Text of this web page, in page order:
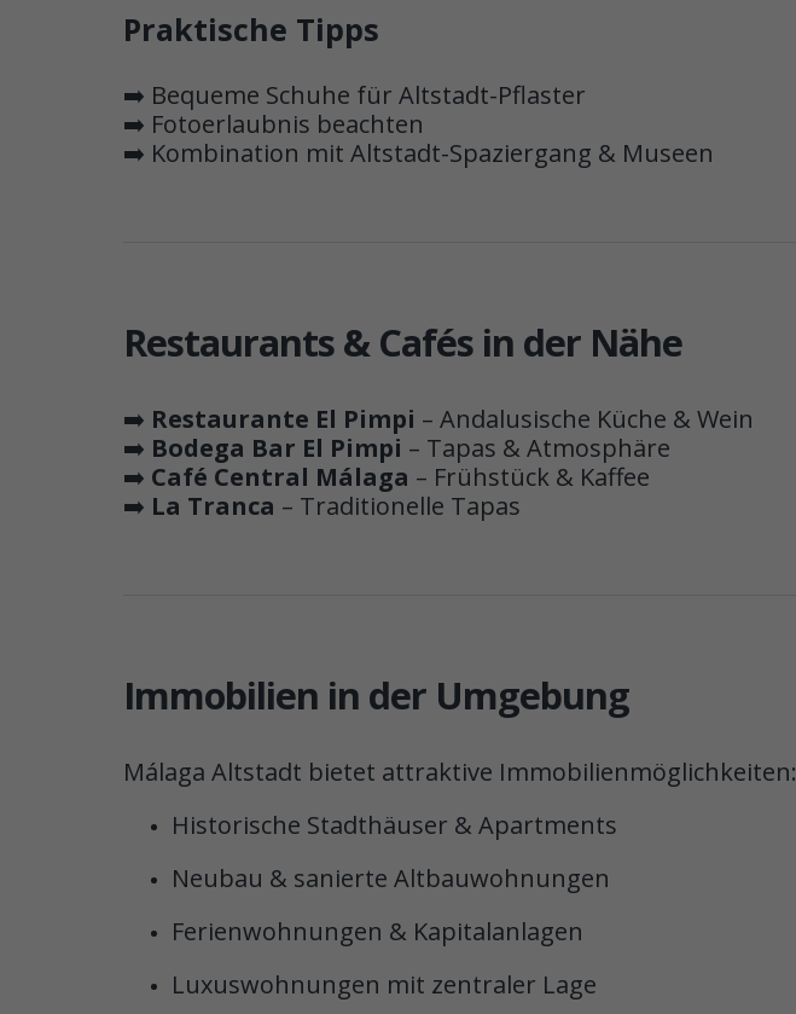
Praktische Tipps
➡️ Bequeme Schuhe für Altstadt-Pflaster
➡️ Fotoerlaubnis beachten
➡️ Kombination mit Altstadt-Spaziergang & Museen
Restaurants & Cafés in der Nähe
➡️ Restaurante El Pimpi – Andalusische Küche & Wein
➡️ Bodega Bar El Pimpi – Tapas & Atmosphäre
➡️ Café Central Málaga – Frühstück & Kaffee
➡️ La Tranca – Traditionelle Tapas
Immobilien in der Umgebung
Málaga Altstadt bietet attraktive Immobilienmöglichkeiten:
Historische Stadthäuser & Apartments
Neubau & sanierte Altbauwohnungen
Ferienwohnungen & Kapitalanlagen
Luxuswohnungen mit zentraler Lage